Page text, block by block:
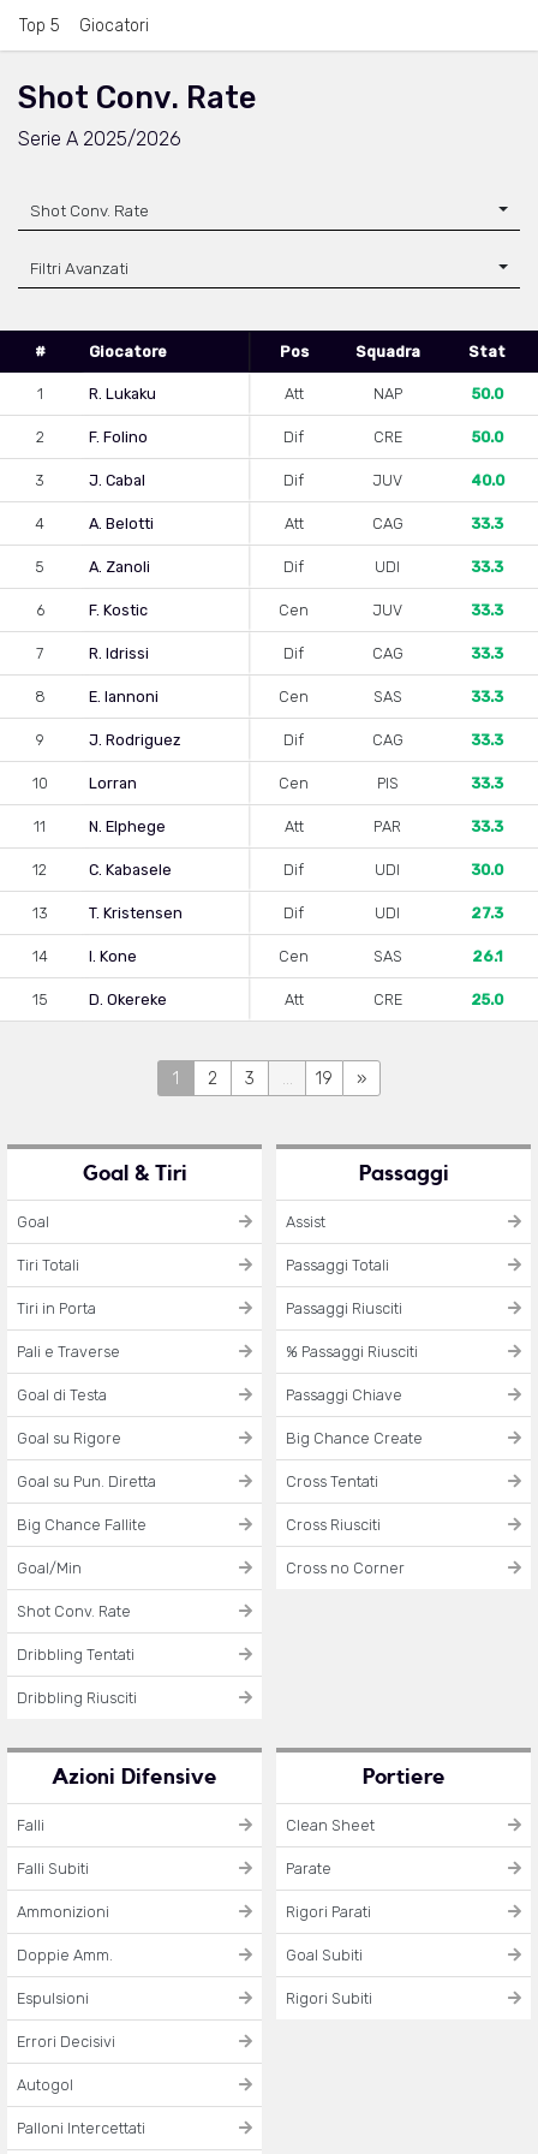
Top 5 Giocatori
Shot Conv. Rate
Serie A 2025/2026
Shot Conv. Rate
Filtri Avanzati
# Giocatore Pos Squadra Stat
1 R. Lukaku Att NAP 50.0
2 F. Folino Dif CRE 50.0
3 J. Cabal Dif JUV 40.0
4 A. Belotti Att CAG 33.3
5 A. Zanoli Dif UDI 33.3
6 F. Kostic Cen JUV 33.3
7 R. Idrissi Dif CAG 33.3
8 E. Iannoni Cen SAS 33.3
9 J. Rodriguez Dif CAG 33.3
10 Lorran Cen PIS 33.3
11 N. Elphege Att PAR 33.3
12 C. Kabasele Dif UDI 30.0
13 T. Kristensen Dif UDI 27.3
14 I. Kone Cen SAS 26.1
15 D. Okereke Att CRE 25.0
1 2 3 ... 19 »
Goal & Tiri
Goal
Tiri Totali
Tiri in Porta
Pali e Traverse
Goal di Testa
Goal su Rigore
Goal su Pun. Diretta
Big Chance Fallite
Goal/Min
Shot Conv. Rate
Dribbling Tentati
Dribbling Riusciti
Passaggi
Assist
Passaggi Totali
Passaggi Riusciti
% Passaggi Riusciti
Passaggi Chiave
Big Chance Create
Cross Tentati
Cross Riusciti
Cross no Corner
Azioni Difensive
Falli
Falli Subiti
Ammonizioni
Doppie Amm.
Espulsioni
Errori Decisivi
Autogol
Palloni Intercettati
Portiere
Clean Sheet
Parate
Rigori Parati
Goal Subiti
Rigori Subiti